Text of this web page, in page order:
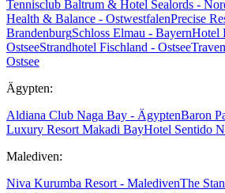
Tennisclub Baltrum & Hotel Sealords -
Health & Balance - OstwestfalenPrecise
BrandenburgSchloss Elmau - BayernHotel
OstseeStrandhotel Fischland - Ostsee
Ostsee
Ägypten:
Aldiana Club Naga Bay - ÄgyptenBaron
Luxury Resort Makadi BayHotel Sentido
Malediven:
Niva Kurumba Resort - MaledivenThe